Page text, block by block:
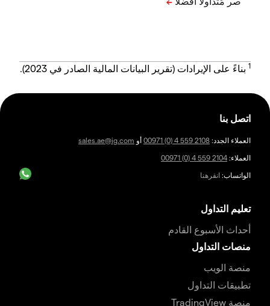
1 بناءً على الإيرادات (تقرير البيانات المالية الصادر في 2023).
اتصل بنا
العملاء الجدد: 00971 (0) 4 559 2108 أو sales.ae@ig.com
العملاء: 00971 (0) 4 559 2104
الواتساب: انقرهنا
تعليم التداول
أحداث الأسبوع القادم
منصات التداول
منصة الويب
تطبيقات التداول
منصة TradingView